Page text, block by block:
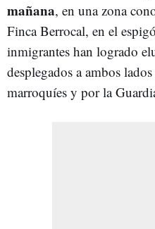
mañana, en una zona
Finca Berrocal, en el
inmigrantes han logrado
desplegados a ambos
marroquíes y por la